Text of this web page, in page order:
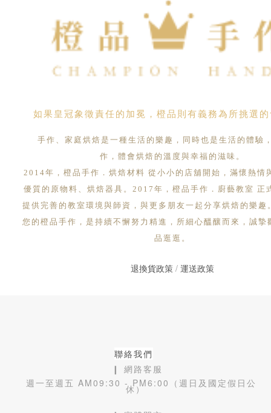
如果皇冠象徵責任的加冕，橙品則有義務為所挑選
手作、家庭烘焙是一種生活的樂趣，同時也是生活的體驗
作，體會烘焙的溫度與幸福的滋味。
2014年，橙品手作．烘焙材料 從小小的店舖開始，滿懷熱情
優質的原物料、烘焙器具。2017年，橙品手作．廚藝教室 正
提供完善的教室環境與師資，與更多朋友一起分享烘焙的樂趣
您的橙品手作，是持續不懈努力精進，所細心醞釀而來，誠摯
品逛逛。
退換貨政策/ 運送政策
聯絡我們
❙ 網路客服
週一至週五 AM09:30 - PM6:00（週日及國定假日公
休）